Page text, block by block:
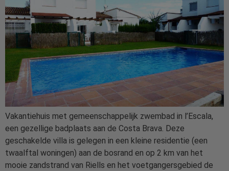
Vakantiehuis met gemeenschappelijk zwembad in l’Escala,
een gezellige badplaats aan de Costa Brava. Deze
geschakelde villa is gelegen in een kleine residentie (een
twaalftal woningen) aan de bosrand en op 2 km van het
mooie zandstrand van Riells en het voetgangersgebied de